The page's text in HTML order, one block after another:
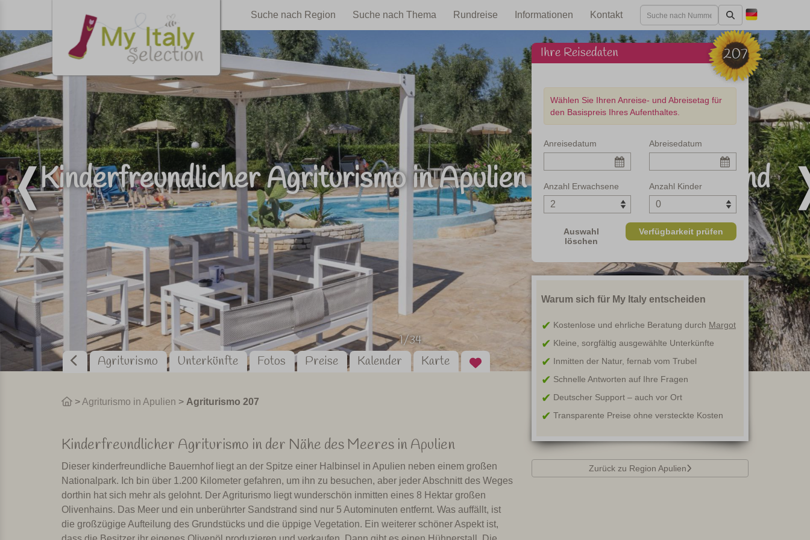
Suche nach Region Suche nach Thema Rundreise Informationen Kontakt
Kinderfreundlicher Agriturismo in Apulien am Meer und Strand
1/34
Agriturismo
Unterkünfte Fotos Preise Kalender Karte
>Agriturismo in Apulien > Agriturismo 207
Kinderfreundlicher Agriturismo in der Nähe des Meeres in Apulien
Dieser kinderfreundliche Bauernhof liegt an der Spitze einer Halbinsel in Apulien neben einem großen
Nationalpark. Ich bin über 1.200 Kilometer gefahren, um ihn zu besuchen, aber jeder Abschnitt des Weges
dorthin hat sich mehr als gelohnt. Der Agriturismo liegt wunderschön inmitten eines 8 Hektar großen
Olivenhains. Das Meer und ein unberührter Sandstrand sind nur 5 Autominuten entfernt. Was auffällt, ist
die großzügige Aufteilung des Grundstücks und die üppige Vegetation. Ein weiterer schöner Aspekt ist,
207
Ihre Reisedaten
Wählen Sie Ihren Anreise- und Abreisetag für
den Basispreis Ihres Aufenthaltes.
Anreisedatum Abreisedatum
Anzahl Erwachsene Anzahl Kinder
Auswahl
löschen
Verfügbarkeit prüfen
Warum sich für My Italy entscheiden
Kostenlose und ehrliche Beratung durch Margot
Kleine, sorgfältig ausgewählte Unterkünfte
Inmitten der Natur, fernab vom Trubel
Schnelle Antworten auf Ihre Fragen
Deutscher Support – auch vor Ort
Transparente Preise ohne versteckte Kosten
Zurück zu Region Apulien